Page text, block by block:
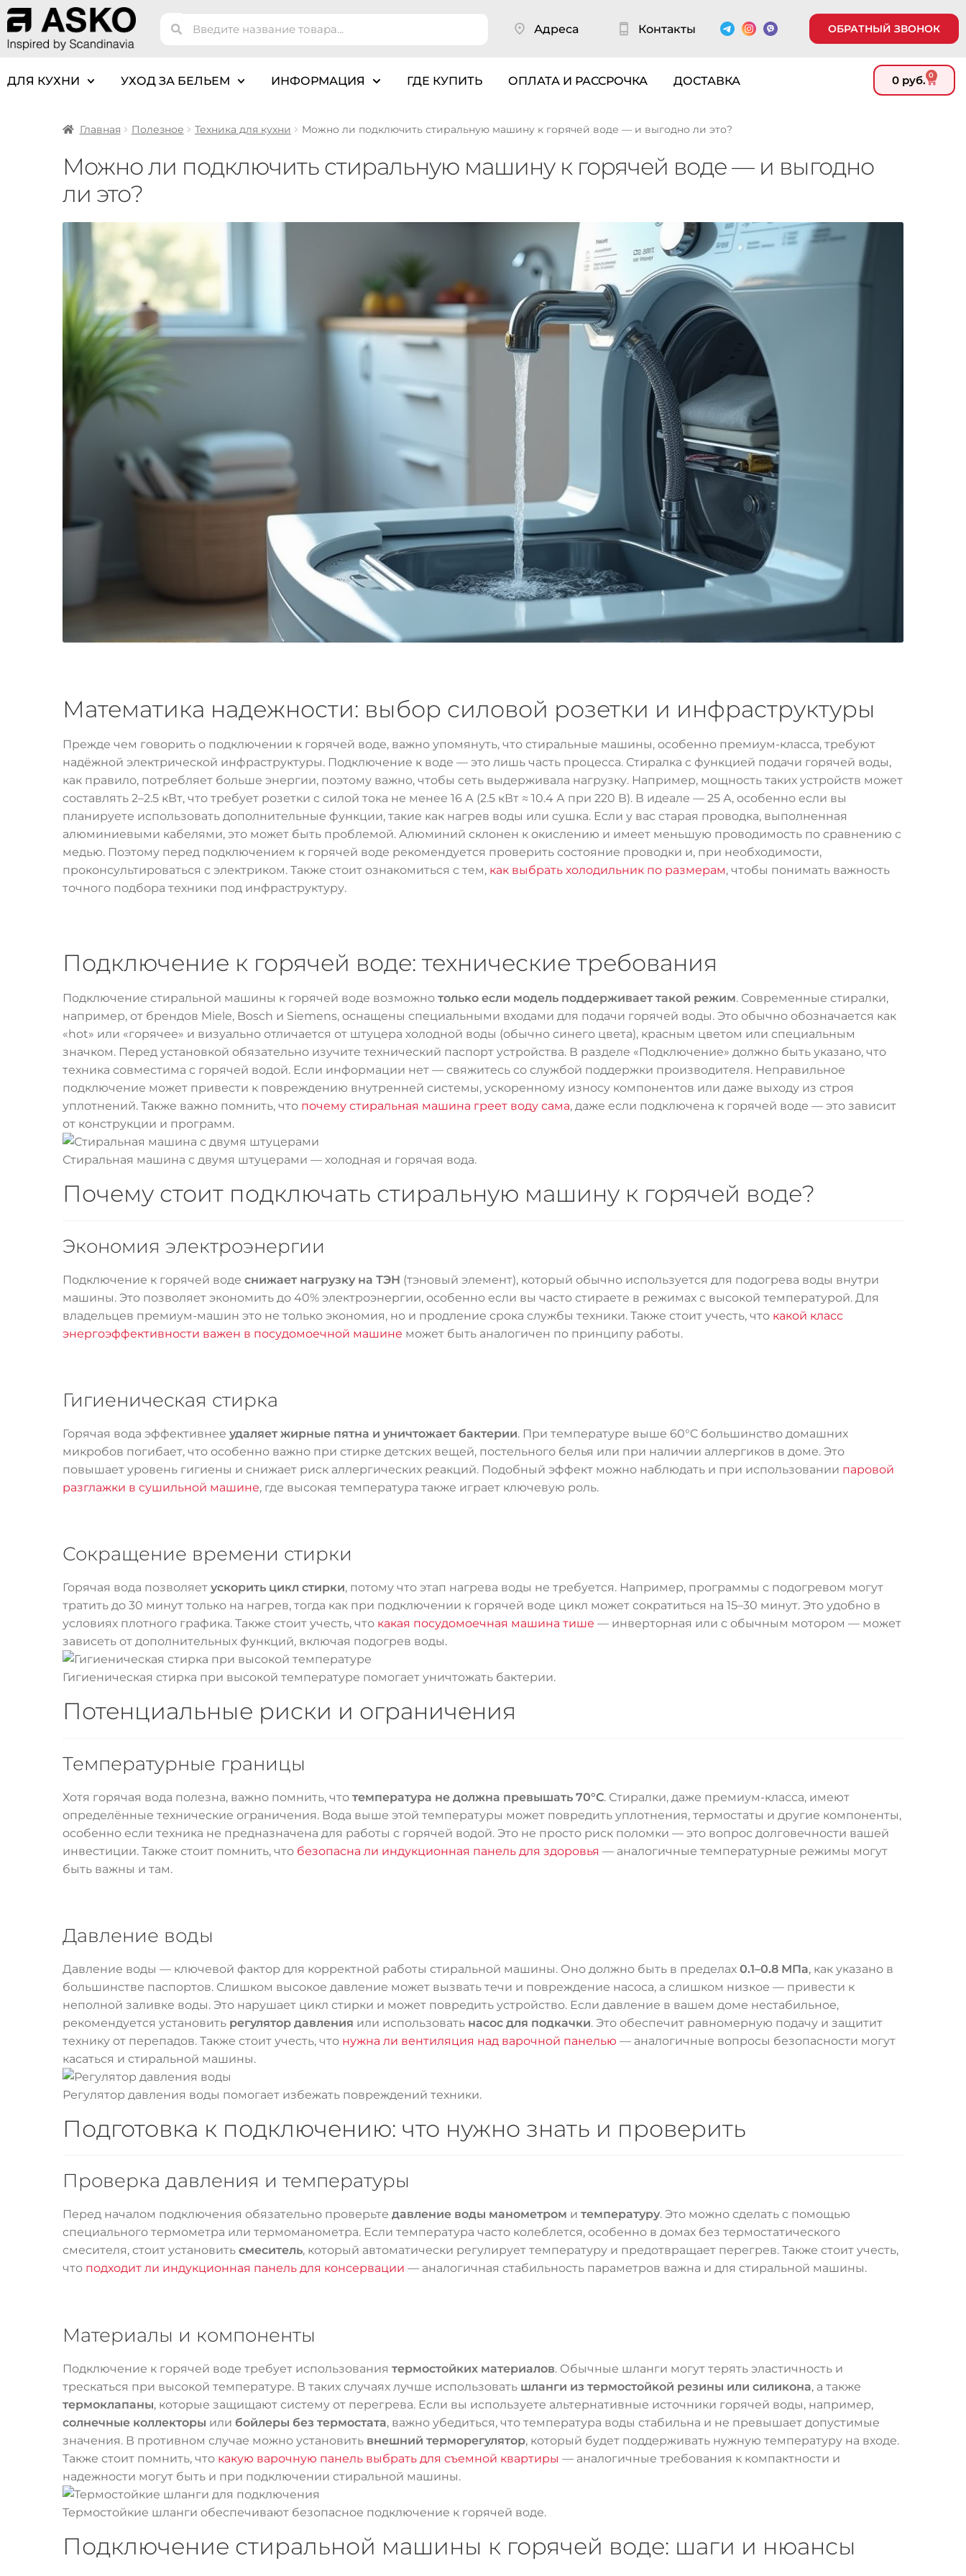
Адреса Контакты ОБРАТНЫЙ ЗВОНОК
ДЛЯ КУХНИ УХОД ЗА БЕЛЬЕМ ИНФОРМАЦИЯ ГДЕ КУПИТЬ ОПЛАТА И РАССРОЧКА ДОСТАВКА 0 руб. 0
Главная Полезное Техника для кухни Можно ли подключить стиральную машину к горячей воде — и выгодно ли это?
Можно ли подключить стиральную машину к горячей воде — и выгодно
ли это?
Математика надежности: выбор силовой розетки и инфраструктуры
Прежде чем говорить о подключении к горячей воде, важно упомянуть, что стиральные машины, особенно премиум-класса, требуют
надёжной электрической инфраструктуры. Подключение к воде — это лишь часть процесса. Стиралка с функцией подачи горячей воды,
как правило, потребляет больше энергии, поэтому важно, чтобы сеть выдерживала нагрузку. Например, мощность таких устройств может
составлять 2–2.5 кВт, что требует розетки с силой тока не менее 16 А (2.5 кВт ≈ 10.4 А при 220 В). В идеале — 25 А, особенно если вы
планируете использовать дополнительные функции, такие как нагрев воды или сушка. Если у вас старая проводка, выполненная
алюминиевыми кабелями, это может быть проблемой. Алюминий склонен к окислению и имеет меньшую проводимость по сравнению с
медью. Поэтому перед подключением к горячей воде рекомендуется проверить состояние проводки и, при необходимости,
проконсультироваться с электриком. Также стоит ознакомиться с тем, как выбрать холодильник по размерам, чтобы понимать важность
точного подбора техники под инфраструктуру.
Подключение к горячей воде: технические требования
Подключение стиральной машины к горячей воде возможно только если модель поддерживает такой режим. Современные стиралки,
например, от брендов Miele, Bosch и Siemens, оснащены специальными входами для подачи горячей воды. Это обычно обозначается как
«hot» или «горячее» и визуально отличается от штуцера холодной воды (обычно синего цвета), красным цветом или специальным
значком. Перед установкой обязательно изучите технический паспорт устройства. В разделе «Подключение» должно быть указано, что
техника совместима с горячей водой. Если информации нет — свяжитесь со службой поддержки производителя. Неправильное
подключение может привести к повреждению внутренней системы, ускоренному износу компонентов или даже выходу из строя
уплотнений. Также важно помнить, что почему стиральная машина греет воду сама, даже если подключена к горячей воде — это зависит
от конструкции и программ.
Стиральная машина с двумя штуцерами — холодная и горячая вода.
Почему стоит подключать стиральную машину к горячей воде?
Экономия электроэнергии
Подключение к горячей воде снижает нагрузку на ТЭН (тэновый элемент), который обычно используется для подогрева воды внутри
машины. Это позволяет экономить до 40% электроэнергии, особенно если вы часто стираете в режимах с высокой температурой. Для
владельцев премиум-машин это не только экономия, но и продление срока службы техники. Также стоит учесть, что какой класс
энергоэффективности важен в посудомоечной машине может быть аналогичен по принципу работы.
Гигиеническая стирка
Горячая вода эффективнее удаляет жирные пятна и уничтожает бактерии. При температуре выше 60°C большинство домашних
микробов погибает, что особенно важно при стирке детских вещей, постельного белья или при наличии аллергиков в доме. Это
повышает уровень гигиены и снижает риск аллергических реакций. Подобный эффект можно наблюдать и при использовании паровой
разглажки в сушильной машине, где высокая температура также играет ключевую роль.
Сокращение времени стирки
Горячая вода позволяет ускорить цикл стирки, потому что этап нагрева воды не требуется. Например, программы с подогревом могут
тратить до 30 минут только на нагрев, тогда как при подключении к горячей воде цикл может сократиться на 15–30 минут. Это удобно в
условиях плотного графика. Также стоит учесть, что какая посудомоечная машина тише — инверторная или с обычным мотором — может
зависеть от дополнительных функций, включая подогрев воды.
Гигиеническая стирка при высокой температуре помогает уничтожать бактерии.
Потенциальные риски и ограничения
Температурные границы
Хотя горячая вода полезна, важно помнить, что температура не должна превышать 70°C. Стиралки, даже премиум-класса, имеют
определённые технические ограничения. Вода выше этой температуры может повредить уплотнения, термостаты и другие компоненты,
особенно если техника не предназначена для работы с горячей водой. Это не просто риск поломки — это вопрос долговечности вашей
инвестиции. Также стоит помнить, что безопасна ли индукционная панель для здоровья — аналогичные температурные режимы могут
быть важны и там.
Давление воды
Давление воды — ключевой фактор для корректной работы стиральной машины. Оно должно быть в пределах 0.1–0.8 МПа, как указано в
большинстве паспортов. Слишком высокое давление может вызвать течи и повреждение насоса, а слишком низкое — привести к
неполной заливке воды. Это нарушает цикл стирки и может повредить устройство. Если давление в вашем доме нестабильное,
рекомендуется установить регулятор давления или использовать насос для подкачки. Это обеспечит равномерную подачу и защитит
технику от перепадов. Также стоит учесть, что нужна ли вентиляция над варочной панелью — аналогичные вопросы безопасности могут
касаться и стиральной машины.
Регулятор давления воды помогает избежать повреждений техники.
Подготовка к подключению: что нужно знать и проверить
Проверка давления и температуры
Перед началом подключения обязательно проверьте давление воды манометром и температуру. Это можно сделать с помощью
специального термометра или термоманометра. Если температура часто колеблется, особенно в домах без термостатического
смесителя, стоит установить смеситель, который автоматически регулирует температуру и предотвращает перегрев. Также стоит учесть,
что подходит ли индукционная панель для консервации — аналогичная стабильность параметров важна и для стиральной машины.
Материалы и компоненты
Подключение к горячей воде требует использования термостойких материалов. Обычные шланги могут терять эластичность и
трескаться при высокой температуре. В таких случаях лучше использовать шланги из термостойкой резины или силикона, а также
термоклапаны, которые защищают систему от перегрева. Если вы используете альтернативные источники горячей воды, например,
солнечные коллекторы или бойлеры без термостата, важно убедиться, что температура воды стабильна и не превышает допустимые
значения. В противном случае можно установить внешний терморегулятор, который будет поддерживать нужную температуру на входе.
Также стоит помнить, что какую варочную панель выбрать для съемной квартиры — аналогичные требования к компактности и
надежности могут быть и при подключении стиральной машины.
Термостойкие шланги обеспечивают безопасное подключение к горячей воде.
Подключение стиральной машины к горячей воде: шаги и нюансы